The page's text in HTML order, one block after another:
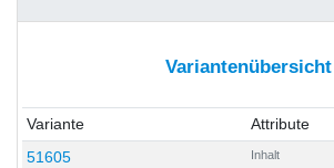
Variantenübersicht
Variante
Attribute
51605
Inhalt